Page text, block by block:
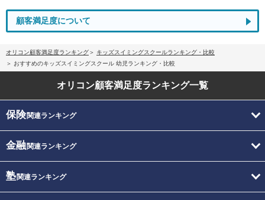
顧客満足度について
オリコン顧客満足度ランキング
キッズスイミングスクールランキング・比較
おすすめのキッズスイミングスクール 幼児ランキング・比較
オリコン顧客満足度ランキング一覧
保険関連ランキング
金融関連ランキング
塾関連ランキング